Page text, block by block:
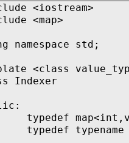
<iostream>
<map>
namespace std;
<class
Indexer
typedef
typedef